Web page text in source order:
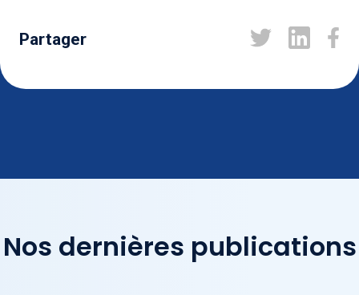
Partager
Nos dernières publications